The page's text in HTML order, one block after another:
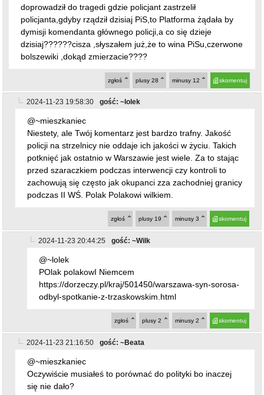
doprowadził do tragedi gdzie policjant zastrzelił
policjanta,gdyby rządził dzisiaj PiS,to Platforma żądała by
dymisji komendanta głównego policji,a co się dzieje
dzisiaj??????cisza ,słyszałem już,że to wina PiSu,czerwone
bolszewiki ,dokąd zmierzacie????
skomentuj
minusy 12
plusy 28
zgłoś
2024-11-23 19:58:30 gość: ~lolek
@~mieszkaniec
Niestety, ale Twój komentarz jest bardzo trafny. Jakość
policji na strzelnicy nie oddaje ich jakości w życiu. Takich
potknięć jak ostatnio w Warszawie jest wiele. Za to stając
przed szaraczkiem podczas interwencji czy kontroli to
zachowują się często jak okupanci zza zachodniej granicy
podczas II WŚ. Polak Polakowi wilkiem.
skomentuj
minusy 3
plusy 19
zgłoś
2024-11-23 20:44:25 gość: ~Wilk
@~lolek
POlak polakowI Niemcem
https://dorzeczy.pl/kraj/501450/warszawa-syn-sorosa-
odbyl-spotkanie-z-trzaskowskim.html
skomentuj
minusy 2
plusy 2
zgłoś
2024-11-23 21:16:50 gość: ~Beata
@~mieszkaniec
Oczywiście musiałeś to porównać do polityki bo inaczej
się nie dało?